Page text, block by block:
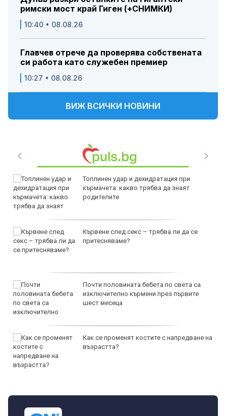
римски мост край Гиген (+СНИМКИ)
10:40 • 08.08.26
Главчев отрече да проверява собствената
си работа като служебен премиер
10:27 • 08.08.26
ВИЖ ВСИЧКИ НОВИНИ
Топлинен удар и дехидратация при
кърмачета: какво трябва да знаят
родителите
Кървене след секс – трябва ли да се
притесняваме?
Почти половината бебета по света са
изключително кърмени през първите
шест месеца
Как се променят костите с напредване на
възрастта?